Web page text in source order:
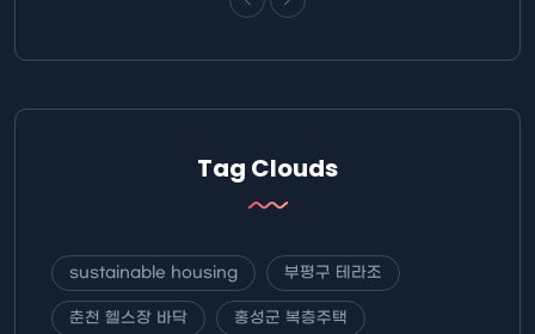
Tag Clouds
sustainable housing 부평구 테라조
춘천 헬스장 바닥 홍성군 복층주택